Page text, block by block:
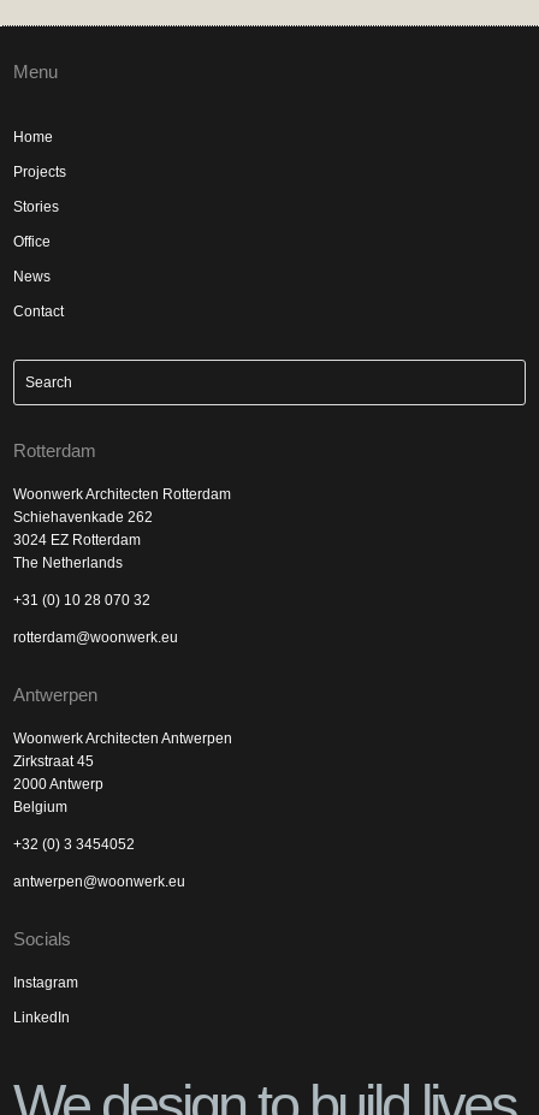
Menu
Home
Projects
Stories
Office
News
Contact
Rotterdam
Woonwerk Architecten Rotterdam
Schiehavenkade 262
3024 EZ Rotterdam
The Netherlands
+31 (0) 10 28 070 32
rotterdam@woonwerk.eu
Antwerpen
Woonwerk Architecten Antwerpen
Zirkstraat 45
2000 Antwerp
Belgium
+32 (0) 3 3454052
antwerpen@woonwerk.eu
Socials
Instagram
LinkedIn